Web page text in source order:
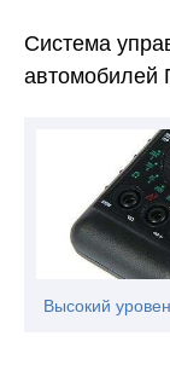
Система
автомобилей
Высокий